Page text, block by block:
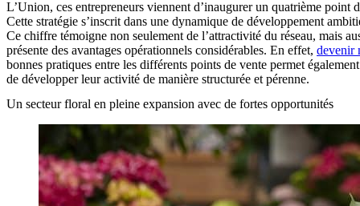
L’Union, ces entrepreneurs viennent d’inaugurer un quatrième point
Cette stratégie s’inscrit dans une dynamique de développement
Ce chiffre témoigne non seulement de l’attractivité du réseau, mais
présente des avantages opérationnels considérables. En effet, devenir
bonnes pratiques entre les différents points de vente permet
de développer leur activité de manière structurée et pérenne.
Un secteur floral en pleine expansion avec de fortes opportunités